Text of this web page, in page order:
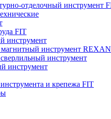
отделочный инструмент
FIT
инструмент
магнитный инструмент
инструмент
инструмент
и крепежа FIT